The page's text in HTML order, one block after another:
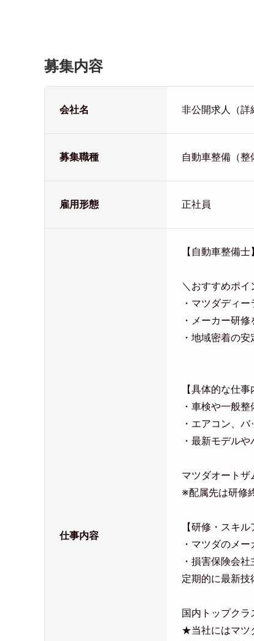
募集内容
会社名 非公開求人（詳
募集職種 自動車整備（整
雇用形態 正社員
仕事内容
【自動車整備
＼おすすめポイ
・マツダディ
・メーカー研
・地域密着の
【具体的な仕事
・車検や一般
・エアコン、
・最新モデル
マツダオート
※配属先は研修
【研修・スキル
・マツダのメ
・損害保険会
定期的に最新技
国内トップク
★当社にはマツ